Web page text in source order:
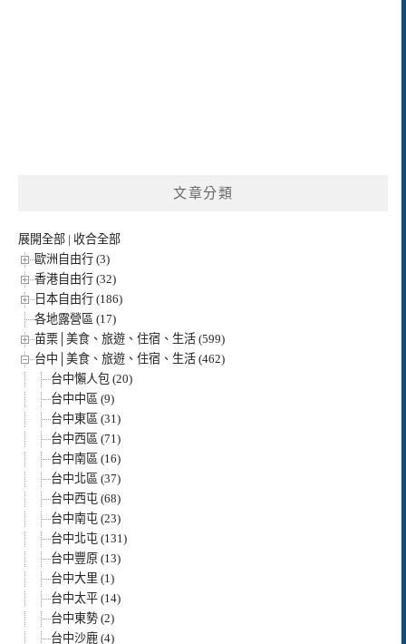
文章分類
展開全部 | 收合全部
歐洲自由行 (3)
香港自由行 (32)
日本自由行 (186)
各地露營區 (17)
苗栗│美食、旅遊、住宿、生活 (599)
台中│美食、旅遊、住宿、生活 (462)
台中懶人包 (20)
台中中區 (9)
台中東區 (31)
台中西區 (71)
台中南區 (16)
台中北區 (37)
台中西屯 (68)
台中南屯 (23)
台中北屯 (131)
台中豐原 (13)
台中大里 (1)
台中太平 (14)
台中東勢 (2)
台中沙鹿 (4)